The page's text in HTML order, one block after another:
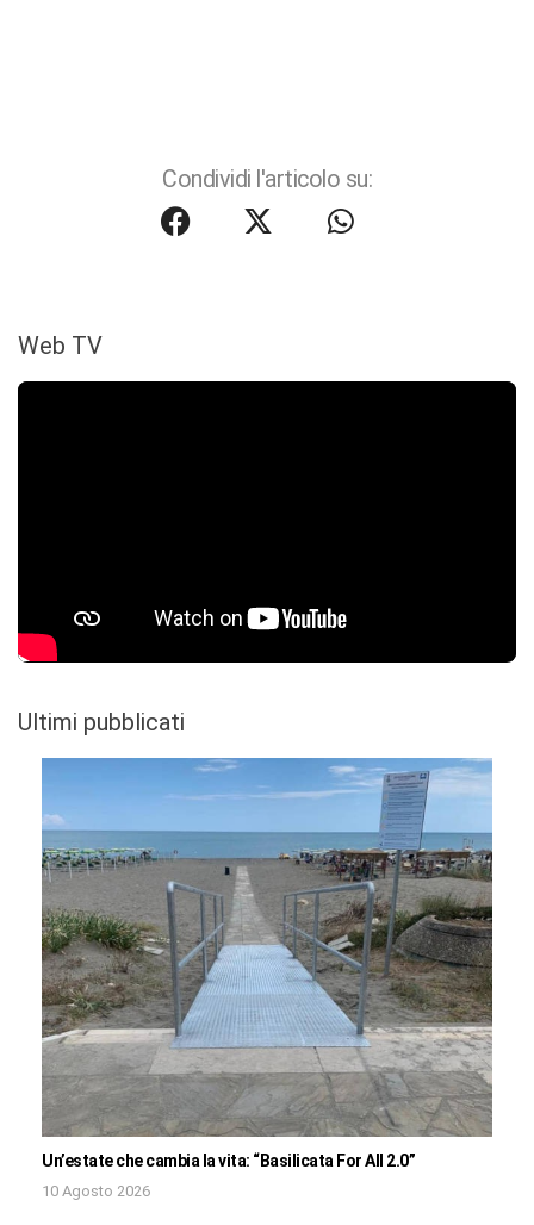
Condividi l'articolo su:
Web TV
Ultimi pubblicati
Un’estate che cambia la vita: “Basilicata For All 2.0”
10 Agosto 2026